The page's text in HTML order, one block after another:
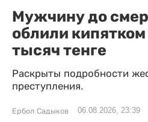
Мужчину до
облили кипятком
тысяч тенге
Раскрыты подробности
преступления.
Ербол Садыков 06.08.2026, 23:39